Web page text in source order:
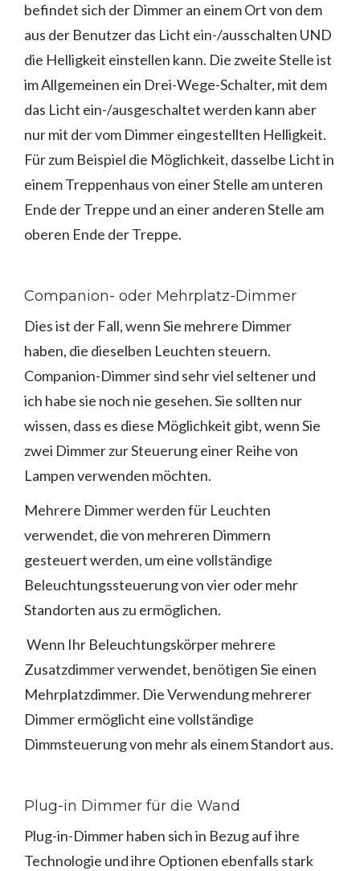
befindet sich der Dimmer an einem Ort von dem
aus der Benutzer das Licht ein-/ausschalten UND
die Helligkeit einstellen kann. Die zweite Stelle ist
im Allgemeinen ein Drei-Wege-Schalter, mit dem
das Licht ein-/ausgeschaltet werden kann aber
nur mit der vom Dimmer eingestellten Helligkeit.
Für zum Beispiel die Möglichkeit, dasselbe Licht in
einem Treppenhaus von einer Stelle am unteren
Ende der Treppe und an einer anderen Stelle am
oberen Ende der Treppe.
Companion- oder Mehrplatz-Dimmer
Dies ist der Fall, wenn Sie mehrere Dimmer
haben, die dieselben Leuchten steuern.
Companion-Dimmer sind sehr viel seltener und
ich habe sie noch nie gesehen. Sie sollten nur
wissen, dass es diese Möglichkeit gibt, wenn Sie
zwei Dimmer zur Steuerung einer Reihe von
Lampen verwenden möchten.
Mehrere Dimmer werden für Leuchten
verwendet, die von mehreren Dimmern
gesteuert werden, um eine vollständige
Beleuchtungssteuerung von vier oder mehr
Standorten aus zu ermöglichen.
Wenn Ihr Beleuchtungskörper mehrere
Zusatzdimmer verwendet, benötigen Sie einen
Mehrplatzdimmer. Die Verwendung mehrerer
Dimmer ermöglicht eine vollständige
Dimmsteuerung von mehr als einem Standort aus.
Plug-in Dimmer für die Wand
Plug-in-Dimmer haben sich in Bezug auf ihre
Technologie und ihre Optionen ebenfalls stark